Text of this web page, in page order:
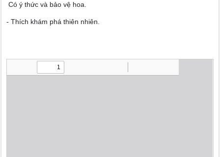
Có ý thức và bảo vệ hoa.
- Thích khám phá thiên nhiên.